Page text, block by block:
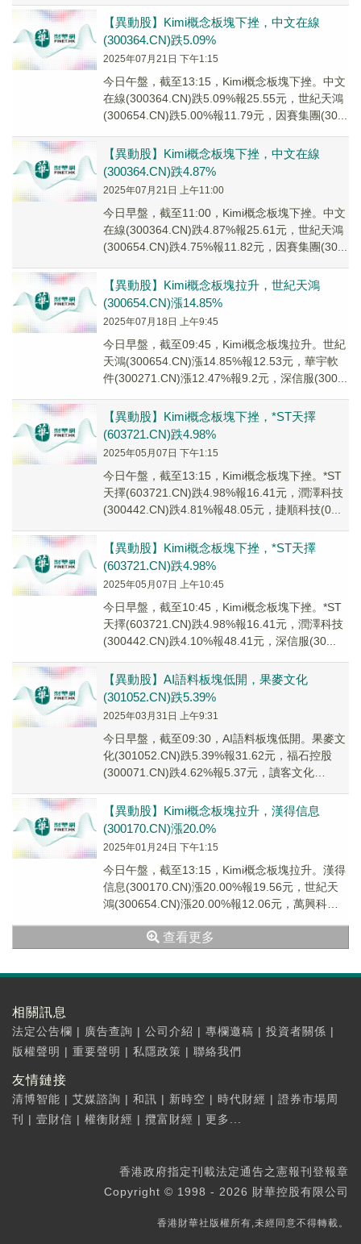
【異動股】Kimi概念板塊下挫，中文在線
(300364.CN)跌5.09%
2025年07月21日 下午1:15
今日午盤，截至13:15，Kimi概念板塊下挫。中文
在線(300364.CN)跌5.09%報25.55元，世紀天鴻
(300654.CN)跌5.00%報11.79元，因賽集團(30...
【異動股】Kimi概念板塊下挫，中文在線
(300364.CN)跌4.87%
2025年07月21日 上午11:00
今日早盤，截至11:00，Kimi概念板塊下挫。中文
在線(300364.CN)跌4.87%報25.61元，世紀天鴻
(300654.CN)跌4.75%報11.82元，因賽集團(30...
【異動股】Kimi概念板塊拉升，世紀天鴻
(300654.CN)漲14.85%
2025年07月18日 上午9:45
今日早盤，截至09:45，Kimi概念板塊拉升。世紀
天鴻(300654.CN)漲14.85%報12.53元，華宇軟
件(300271.CN)漲12.47%報9.2元，深信服(300...
【異動股】Kimi概念板塊下挫，*ST天擇
(603721.CN)跌4.98%
2025年05月07日 下午1:15
今日午盤，截至13:15，Kimi概念板塊下挫。*ST
天擇(603721.CN)跌4.98%報16.41元，潤澤科技
(300442.CN)跌4.81%報48.05元，捷順科技(0...
【異動股】Kimi概念板塊下挫，*ST天擇
(603721.CN)跌4.98%
2025年05月07日 上午10:45
今日早盤，截至10:45，Kimi概念板塊下挫。*ST
天擇(603721.CN)跌4.98%報16.41元，潤澤科技
(300442.CN)跌4.10%報48.41元，深信服(30...
【異動股】AI語料板塊低開，果麥文化
(301052.CN)跌5.39%
2025年03月31日 上午9:31
今日早盤，截至09:30，AI語料板塊低開。果麥文
化(301052.CN)跌5.39%報31.62元，福石控股
(300071.CN)跌4.62%報5.37元，讀客文化
【異動股】Kimi概念板塊拉升，漢得信息
(300170.CN)漲20.0%
2025年01月24日 下午1:15
今日午盤，截至13:15，Kimi概念板塊拉升。漢得
信息(300170.CN)漲20.00%報19.56元，世紀天
鴻(300654.CN)漲20.00%報12.06元，萬興科技
查看更多
相關訊息
法定公告欄 | 廣告查詢 | 公司介紹 | 專欄邀稿 | 投資者關係 |
版權聲明 | 重要聲明 | 私隱政策 | 聯絡我們
友情鏈接
清博智能 | 艾媒諮詢 | 和訊 | 新時空 | 時代財經 | 證券市場周
刊
| 壹財信 | 權衡財經 | 攬富財經 | 更多...
香港政府指定刊載法定通告之憲報刊登報章
Copyright © 1998 - 2026 財華控股有限公司
香港財華社版權所有,未經同意不得轉載。